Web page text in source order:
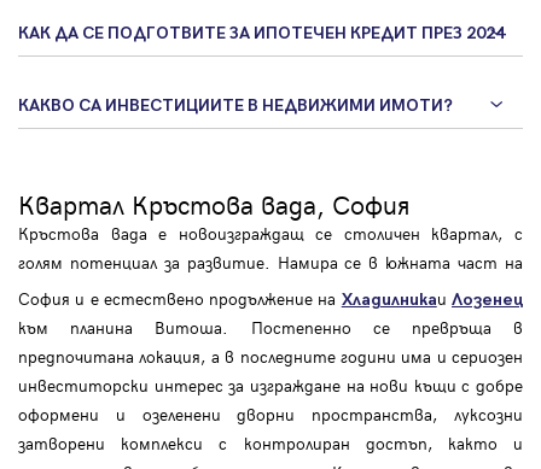
КАК ДА СЕ ПОДГОТВИТЕ ЗА ИПОТЕЧЕН КРЕДИТ ПРЕЗ 2024
КАКВО СА ИНВЕСТИЦИИТЕ В НЕДВИЖИМИ ИМОТИ?
Квартал Кръстова вада, София
Кръстова вада е новоизграждащ се столичен квартал, с
голям потенциал за развитие. Намира се в южната част на
София и е естествено продължение на ХладилникаиЛозенец
към планина Витоша. Постепенно се превръща в
предпочитана локация, a в последните години има и сериозен
инвеститорски интерес за изграждане на нови къщи с добре
оформени и озеленени дворни пространства, луксозни
затворени комплекси с контролиран достъп, както и